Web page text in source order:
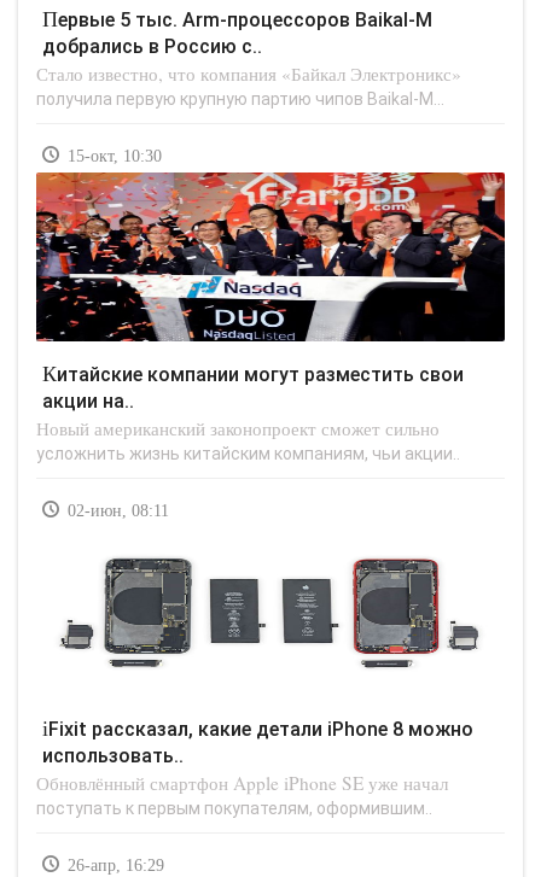
Первые 5 тыс. Arm-процессоров Baikal-M
добрались в Россию с..
Стало известно, что компания «Байкал Электроникс»
получила первую крупную партию чипов Baikal-M...
15-окт, 10:30
Китайские компании могут разместить свои
акции на..
Новый американский законопроект сможет сильно
усложнить жизнь китайским компаниям, чьи акции..
02-июн, 08:11
iFixit рассказал, какие детали iPhone 8 можно
использовать..
Обновлённый смартфон Apple iPhone SE уже начал
поступать к первым покупателям, оформившим..
26-апр, 16:29